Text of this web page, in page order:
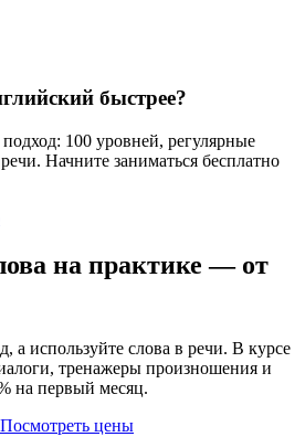
быстрее?
100 уровней, регулярные
Начните заниматься бесплатно
на практике — от
а используйте слова в речи. В курсе
тренажеры произношения и
на первый месяц.
Посмотреть цены